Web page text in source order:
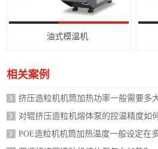
油式模温机
相关案例
挤压造粒机机筒加热功率一般需要多大
对辊挤压造粒机熔体泵的控温精度如
POE造粒机机筒加热温度一般设定在